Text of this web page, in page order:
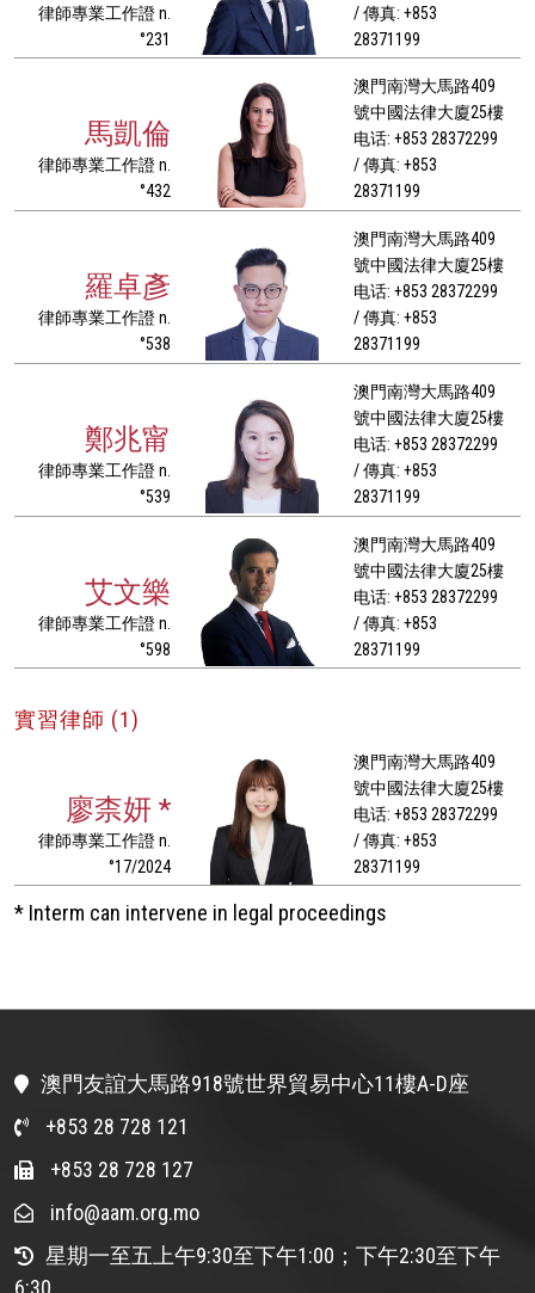
律師專業工作證 n.
°231
/ 傳真: +853
28371199
馬凱倫
律師專業工作證 n.
°432
澳門南灣大馬路409
號中國法律大廈25樓
电话: +853 28372299
/ 傳真: +853
28371199
羅卓彥
律師專業工作證 n.
°538
澳門南灣大馬路409
號中國法律大廈25樓
电话: +853 28372299
/ 傳真: +853
28371199
鄭兆甯
律師專業工作證 n.
°539
澳門南灣大馬路409
號中國法律大廈25樓
电话: +853 28372299
/ 傳真: +853
28371199
艾文樂
律師專業工作證 n.
°598
澳門南灣大馬路409
號中國法律大廈25樓
电话: +853 28372299
/ 傳真: +853
28371199
實習律師 (1)
廖柰妍 *
律師專業工作證 n.
°17/2024
澳門南灣大馬路409
號中國法律大廈25樓
电话: +853 28372299
/ 傳真: +853
28371199
* Interm can intervene in legal proceedings
澳門友誼大馬路918號世界貿易中心11樓A-D座
+853 28 728 121
+853 28 728 127
info@aam.org.mo
星期一至五上午9:30至下午1:00；下午2:30至下午
6:30